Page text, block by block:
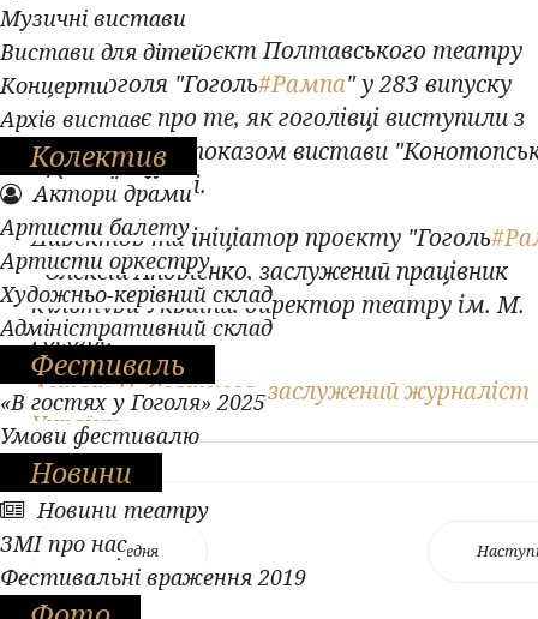
Музичні вистави
Вистави для дітей
Концерти
Архів вистав
Колектив
Актори драми
Артисти балету
Артисти оркестру
Художньо-керівний склад
Адміністративний склад
Фестиваль
«В гостях у Гоголя» 2025
Умови фестивалю
Новини
Новини театру
ЗМІ про нас
Фестивальні враження 2019
Авторський проєкт Полтавського театру
ім.М.Гоголя "Гоголь#Рампа" у 283 випуску
розповідає про те, як гоголівці виступили з
гастрольним показом вистави
відьма" у Києві.
Директор та ініціатор проєкту "Гоголь
- Олексій Андрієнко, заслужений працівник
культури України, директор театру ім. М.
Гоголя.
Автор: Н. Святцева, заслужений журналіст
України
Попередня